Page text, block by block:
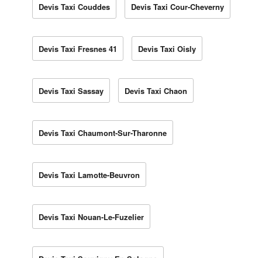
Devis Taxi Couddes Devis Taxi Cour-Cheverny
Devis Taxi Fresnes 41 Devis Taxi Oisly
Devis Taxi Sassay Devis Taxi Chaon
Devis Taxi Chaumont-Sur-Tharonne
Devis Taxi Lamotte-Beuvron
Devis Taxi Nouan-Le-Fuzelier